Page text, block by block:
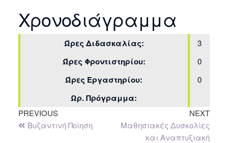
Χρονοδιάγραμμα
Ώρες Διδασκαλίας: 3
Ώρες Φροντιστηρίου: 0
Ώρες Εργαστηρίου: 0
Ωρ. Πρόγραμμα:
PREVIOUS
Βυζαντινή Ποίηση
NEXT
Μαθησιακές Δυσκολίες
και Αναπτυξιακή